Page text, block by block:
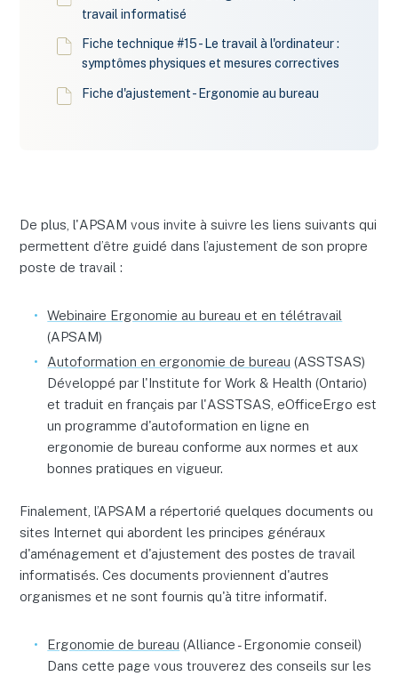
travail informatisé
Fiche technique #15 - Le travail à l'ordinateur :
symptômes physiques et mesures correctives
Fiche d'ajustement - Ergonomie au bureau
De plus, l'APSAM vous invite à suivre les liens suivants qui
permettent d’être guidé dans l’ajustement de son propre
poste de travail :
Webinaire Ergonomie au bureau et en télétravail
(APSAM)
Autoformation en ergonomie de bureau (ASSTSAS)
Développé par l'Institute for Work & Health (Ontario)
et traduit en français par l'ASSTSAS, eOfficeErgo est
un programme d'autoformation en ligne en
ergonomie de bureau conforme aux normes et aux
bonnes pratiques en vigueur.
Finalement, l’APSAM a répertorié quelques documents ou
sites Internet qui abordent les principes généraux
d'aménagement et d'ajustement des postes de travail
informatisés. Ces documents proviennent d'autres
organismes et ne sont fournis qu'à titre informatif.
Ergonomie de bureau (Alliance - Ergonomie conseil)
Dans cette page vous trouverez des conseils sur les